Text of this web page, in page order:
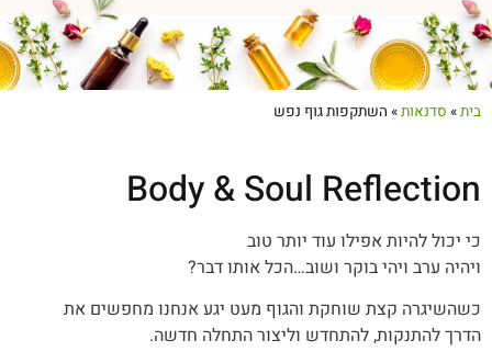
בית» סדנאות» השתקפות גוף נפש
Body & Soul Reflection
כי יכול להיות אפילו עוד יותר טוב
ויהיה ערב ויהי בוקר ושוב…הכל אותו דבר?
כשהשיגרה קצת שוחקת והגוף מעט יגע אנחנו מחפשים את
הדרך להתנקות, להתחדש וליצור התחלה חדשה.